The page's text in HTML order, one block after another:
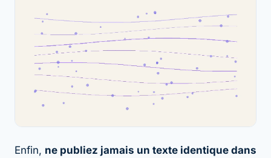
Enfin, ne publiez jamais un texte identique dans